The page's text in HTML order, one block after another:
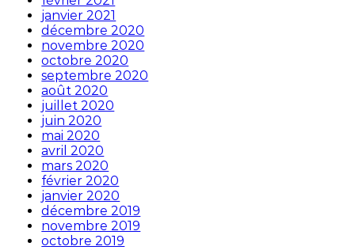
janvier 2021
décembre 2020
novembre 2020
octobre 2020
septembre 2020
août 2020
juillet 2020
juin 2020
mai 2020
avril 2020
mars 2020
février 2020
janvier 2020
décembre 2019
novembre 2019
octobre 2019